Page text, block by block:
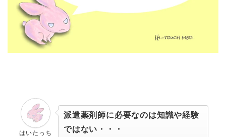
はいたっち
派遣薬剤師に必要なのは知識や経験
ではない・・・